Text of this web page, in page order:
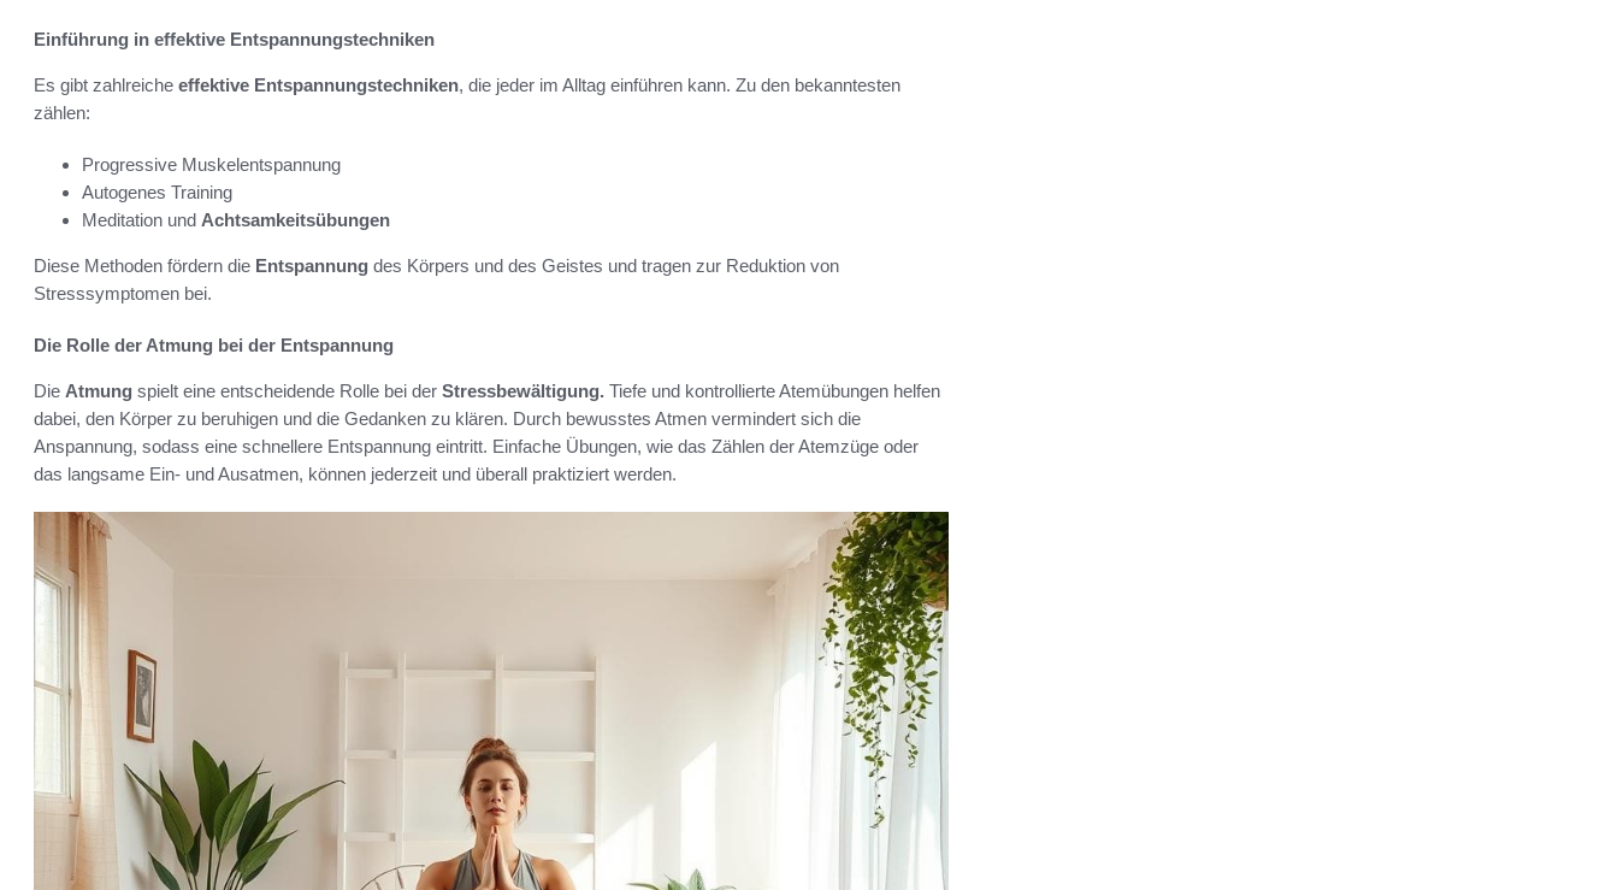
Einführung in effektive Entspannungstechniken
Es gibt zahlreiche effektive Entspannungstechniken, die jeder im Alltag einführen kann. Zu den bekanntesten
zählen:
Progressive Muskelentspannung
Autogenes Training
Meditation und Achtsamkeitsübungen
Diese Methoden fördern die Entspannung des Körpers und des Geistes und tragen zur Reduktion von
Stresssymptomen bei.
Die Rolle der Atmung bei der Entspannung
Die Atmung spielt eine entscheidende Rolle bei der Stressbewältigung. Tiefe und kontrollierte Atemübungen helfen
dabei, den Körper zu beruhigen und die Gedanken zu klären. Durch bewusstes Atmen vermindert sich die
Anspannung, sodass eine schnellere Entspannung eintritt. Einfache Übungen, wie das Zählen der Atemzüge oder
das langsame Ein- und Ausatmen, können jederzeit und überall praktiziert werden.